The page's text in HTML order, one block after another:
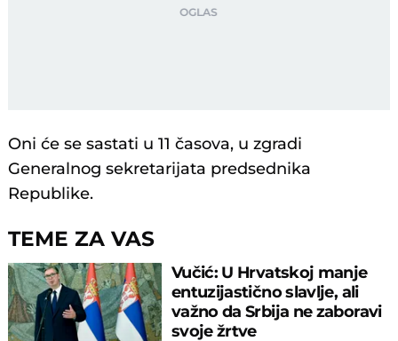
Oni će se sastati u 11 časova, u zgradi
Generalnog sekretarijata predsednika
Republike.
TEME ZA VAS
Vučić: U Hrvatskoj manje
entuzijastično slavlje, ali
važno da Srbija ne zaboravi
svoje žrtve